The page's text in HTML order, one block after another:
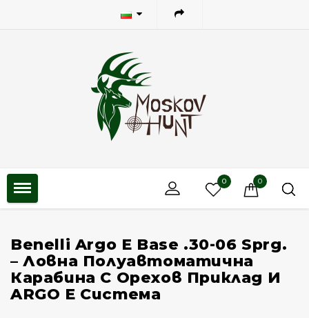
0 0
Benelli Argo E Base .30-06 Sprg.
– Ловна Полуавтоматична
Карабина С Орехов Приклад И
ARGO E Система